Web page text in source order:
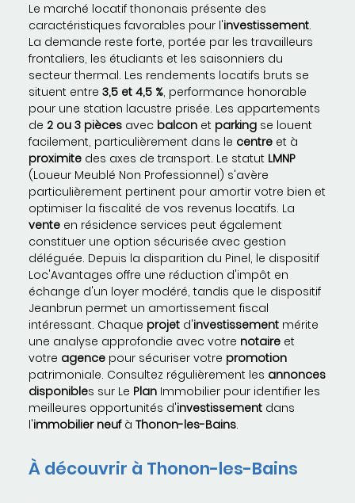
Le marché locatif thononais présente des
caractéristiques favorables pour l'investissement.
La demande reste forte, portée par les travailleurs
frontaliers, les étudiants et les saisonniers du
secteur thermal. Les rendements locatifs bruts se
situent entre 3,5 et 4,5 %, performance honorable
pour une station lacustre prisée. Les appartements
de 2 ou 3 pièces avec balcon et parking se louent
facilement, particulièrement dans le centre et à
proximite des axes de transport. Le statut LMNP
(Loueur Meublé Non Professionnel) s'avère
particulièrement pertinent pour amortir votre bien et
optimiser la fiscalité de vos revenus locatifs. La
vente en résidence services peut également
constituer une option sécurisée avec gestion
déléguée. Depuis la disparition du Pinel, le dispositif
Loc'Avantages offre une réduction d'impôt en
échange d'un loyer modéré, tandis que le dispositif
Jeanbrun permet un amortissement fiscal
intéressant. Chaque projet d'investissement mérite
une analyse approfondie avec votre notaire et
votre agence pour sécuriser votre promotion
patrimoniale. Consultez régulièrement les annonces
disponibles sur Le Plan Immobilier pour identifier les
meilleures opportunités d'investissement dans
l'immobilier neufà Thonon-les-Bains.
À découvrir à Thonon-les-Bains